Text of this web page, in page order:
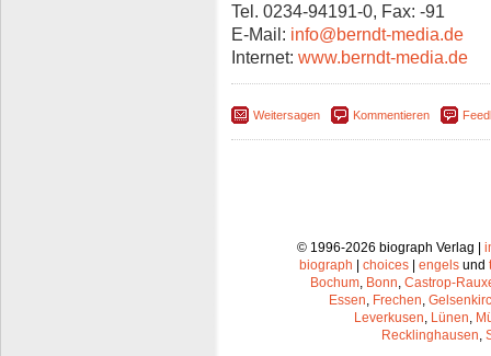
Tel. 0234-94191-0, Fax: -91
E-Mail: info@berndt-media.de
Internet: www.berndt-media.de
Weitersagen Kommentieren
© 1996-2026 biograph Verlag |
biograph
choices engels und
Bochum, Bonn, Castrop-
Essen, Frechen,
Leverkusen, Lünen,
Recklinghausen,